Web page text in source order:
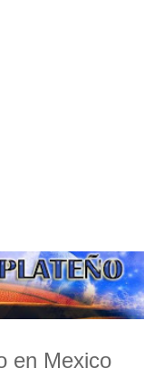
en Mexico